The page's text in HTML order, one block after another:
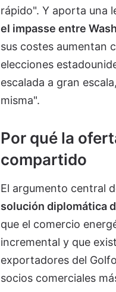
rápido". Y aporta una
el impasse entre
sus costes aumentan
elecciones
escalada a gran
misma".
Por qué la
compartido
El argumento central
solución diplomática
que el comercio
incremental y que
exportadores del
socios comerciales